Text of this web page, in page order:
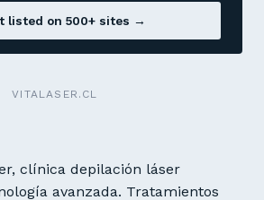
listed on 500+ sites →
VITALASER.CL
clínica depilación láser
avanzada. Tratamientos